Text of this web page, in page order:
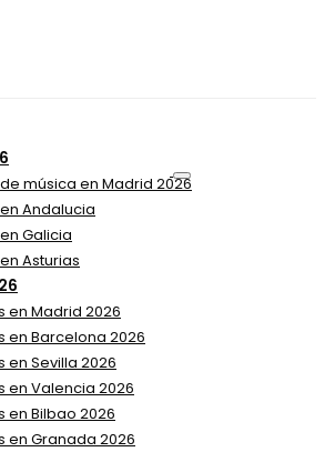
música en Madrid 2026
Andalucia
Galicia
Asturias
en Madrid 2026
en Barcelona 2026
en Sevilla 2026
en Valencia 2026
en Bilbao 2026
en Granada 2026